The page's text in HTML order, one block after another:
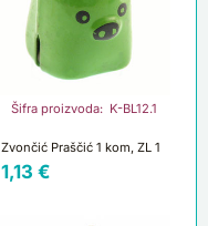
Šifra proizvoda: K-BL12.1
Zvončić Praščić 1 kom, ZL 1
1,13 €